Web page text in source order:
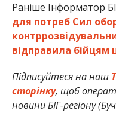
Раніше Інформатор
для потреб Сил
відправила бійцям
Підписуйтеся на наш
сторінку, щоб
новини БІГ-регіону